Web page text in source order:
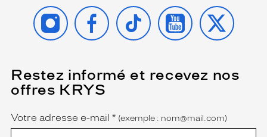
INSTAGRAMFACEBOOK
TIKTOK YOUTUBE
X
Restez informé et recevez nos
offres KRYS
Name
Votre adresse e-mail *
(Ce
champ
est
obligatoire)
(exemple : nom@mail.com)